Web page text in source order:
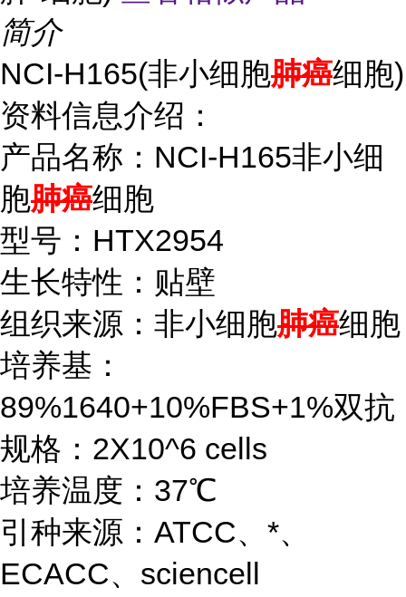
简介
NCI-H165(非小细胞肺癌细胞)
资料信息介绍：
产品名称：NCI-H165非小细
胞肺癌细胞
型号：HTX2954
生长特性：贴壁
组织来源：非小细胞肺癌细胞
培养基：
89%1640+10%FBS+1%双抗
规格：2X10^6 cells
培养温度：37℃
引种来源：ATCC、*、
ECACC、sciencell